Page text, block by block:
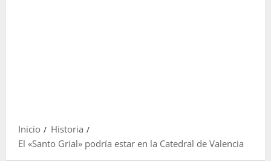
Inicio
Historia
El «Santo Grial» podría estar en la Catedral de Valencia